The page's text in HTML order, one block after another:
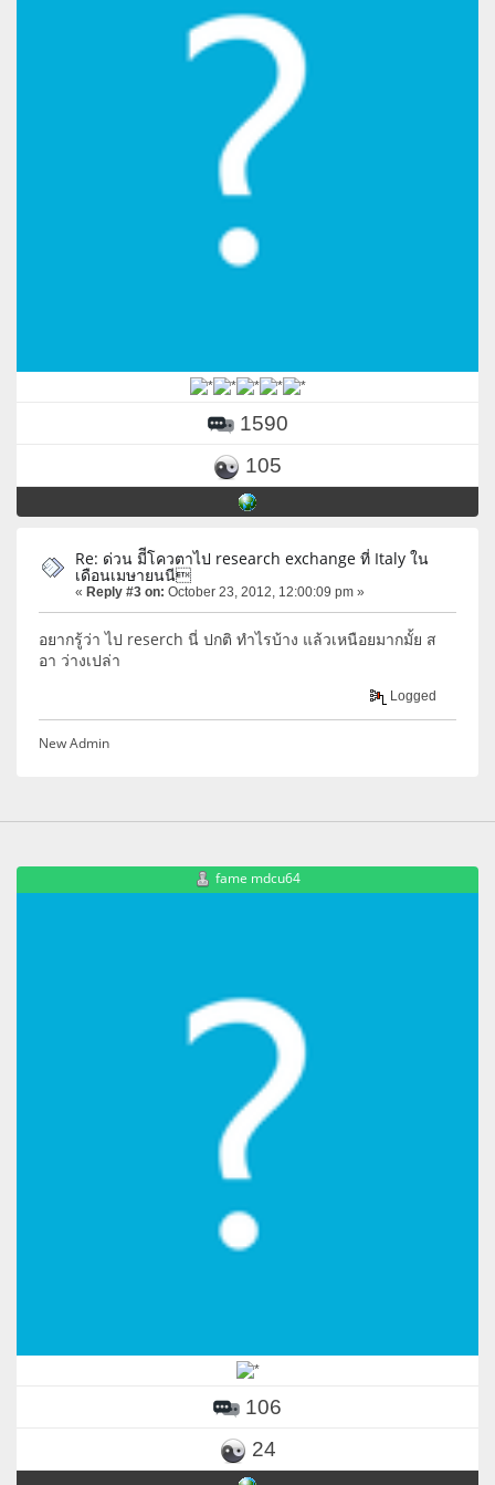
1590
105
Re: ด่วน มีีโควตาไป research exchange ที่ Italy ใน
เดือนเมษายนนี
« Reply #3 on: October 23, 2012, 12:00:09 pm »
อยากรู้ว่า ไป reserch นี่ ปกติ ทำไรบ้าง แล้วเหนือยมากมั้ย ส
อา ว่างเปล่า
Logged
New Admin
fame mdcu64
106
24